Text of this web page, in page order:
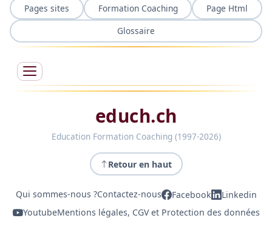
Pages sites Formation Coaching
Page Html
Glossaire
educh.ch
Education Formation Coaching (1997-2026)
Retour en haut
Qui sommes-nous ?Contactez-nous Facebook
Linkedin
YoutubeMentions légales, CGV et Protection des données